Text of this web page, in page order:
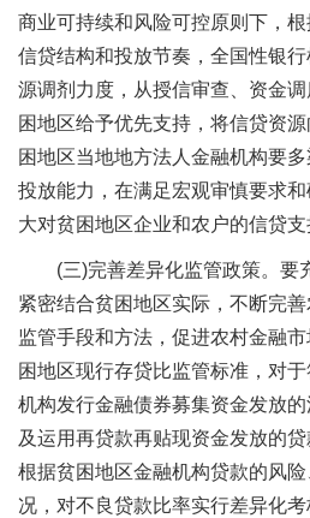
商业可持续和风险可控原则下，
信贷结构和投放节奏，全国性银
源调剂力度，从授信审查、资金
困地区给予优先支持，将信贷资
困地区当地地方法人金融机构要
投放能力，在满足宏观审慎要求
大对贫困地区企业和农户的信贷支
(三)完善差异化监管政策。要
紧密结合贫困地区实际，不断完
监管手段和方法，促进农村金融
困地区现行存贷比监管标准，对
机构发行金融债券募集资金发放
及运用再贷款再贴现资金发放的贷
根据贫困地区金融机构贷款的风
况，对不良贷款比率实行差异化